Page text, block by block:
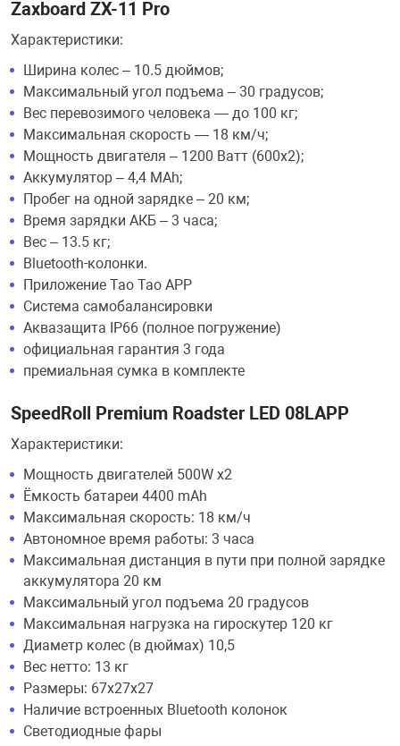
Zaxboard ZX-11 Pro
Характеристики:
Ширина колес – 10.5 дюймов;
Максимальный угол подъема – 30 градусов;
Вес перевозимого человека — до 100 кг;
Максимальная скорость — 18 км/ч;
Мощность двигателя – 1200 Ватт (600х2);
Аккумулятор – 4,4 MAh;
Пробег на одной зарядке – 20 км;
Время зарядки АКБ – 3 часа;
Вес – 13.5 кг;
Bluetooth-колонки.
Приложение Tao Tao APP
Система самобалансировки
Аквазащита IP66 (полное погружение)
официальная гарантия 3 года
премиальная сумка в комплекте
SpeedRoll Premium Roadster LED 08LAPP
Характеристики:
Мощность двигателей 500W x2
Ёмкость батареи 4400 mAh
Максимальная скорость: 18 км/ч
Автономное время работы: 3 часа
Максимальная дистанция в пути при полной зарядке
аккумулятора 20 км
Максимальный угол подъема 20 градусов
Максимальная нагрузка на гироскутер 120 кг
Диаметр колес (в дюймах) 10,5
Вес нетто: 13 кг
Размеры: 67x27x27
Наличие встроенных Bluetooth колонок
Светодиодные фары